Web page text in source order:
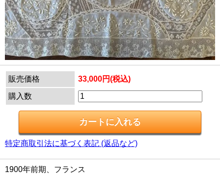
販売価格 33,000円(税込)
購入数
特定商取引法に基づく表記 (返品など)
1900年前期、フランス